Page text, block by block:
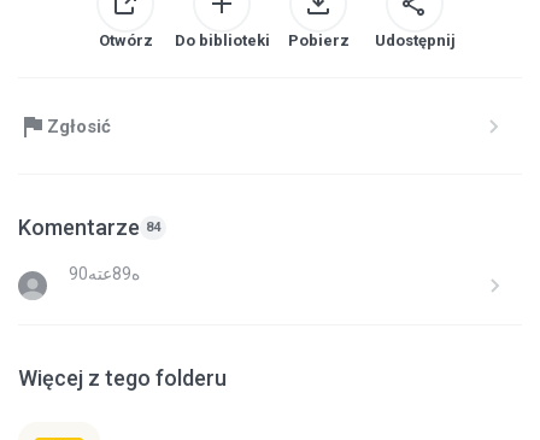
Otwórz Do biblioteki Pobierz Udostępnij
Zgłosić
Komentarze 84
90ه89عته
Więcej z tego folderu